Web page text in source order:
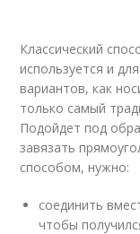
Классический
используется и
вариантов, как
только самый
Подойдет под
завязать
способом, нужно:
соединить
чтобы